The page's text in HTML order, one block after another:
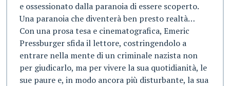
e ossessionato dalla paranoia di essere scoperto.
Una paranoia che diventerà ben presto realtà…
Con una prosa tesa e cinematografica, Emeric
Pressburger sfida il lettore, costringendolo a
entrare nella mente di un criminale nazista non
per giudicarlo, ma per vivere la sua quotidianità, le
sue paure e, in modo ancora più disturbante, la sua